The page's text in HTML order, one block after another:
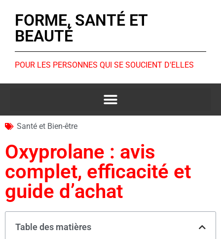
FORME, SANTÉ ET
BEAUTÉ
POUR LES PERSONNES QUI SE SOUCIENT D'ELLES
Santé et Bien-être
Oxyprolane : avis
complet, efficacité et
guide d’achat
Table des matières